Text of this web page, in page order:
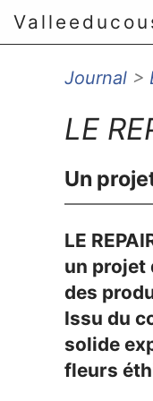
Aller au menu
Aller au menu
Journal >
LE
Un
LE
un projet
des
Issu du
solide
fleurs